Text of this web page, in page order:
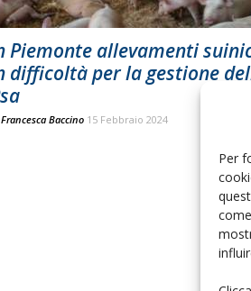
Per
Piemonte allevamenti
difficoltà per la gestione
Francesca Baccino 15 Febbraio 2024